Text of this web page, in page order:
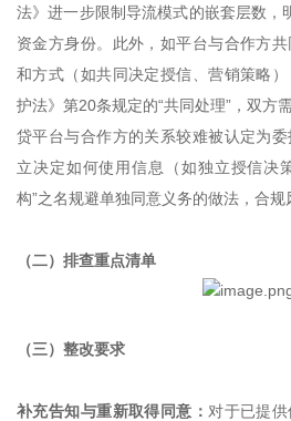
法》进一步限制导流模式的嵌套层数，
资金方身份。此外，如平台与合作方
和方式（如共同决定授信、营销策略
护法》第20条规定的“共同处理”，双方
贷平台与合作方的关系较难被认定为
立决定如何使用信息（如独立授信决
构”之名规避单独同意义务的做法，合规
（二）排查重点清单
（三）整改要求
补充告知与重新取得同意： 对于已提